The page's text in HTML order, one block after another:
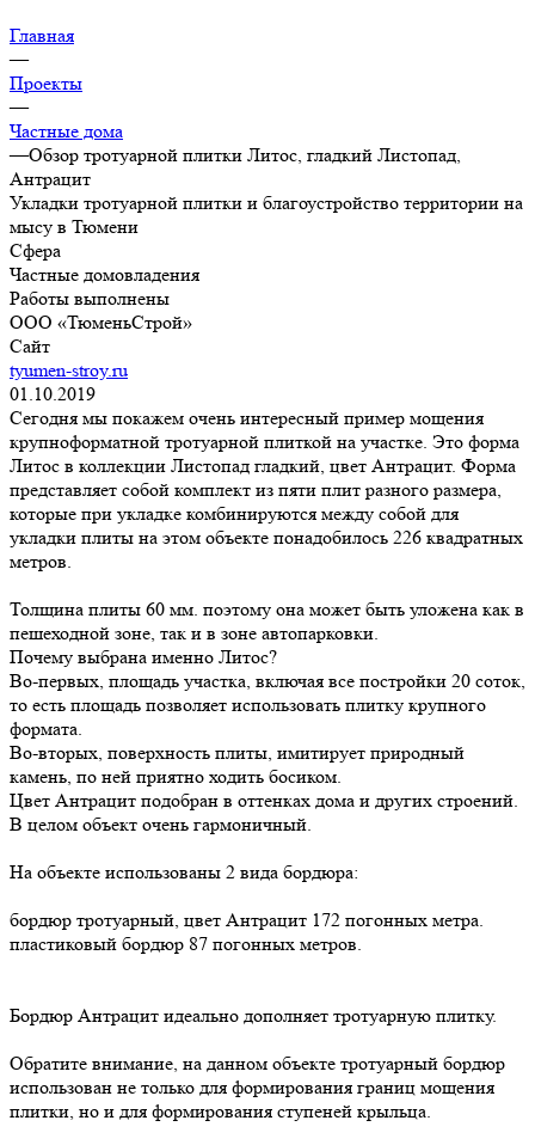
Главная
—
Проекты
—
Частные дома
—Обзор тротуарной плитки Литос, гладкий Листопад,
Антрацит
Укладки тротуарной плитки и благоустройство территории на
мысу в Тюмени
Сфера
Частные домовладения
Работы выполнены
ООО «ТюменьСтрой»
Сайт
tyumen-stroy.ru
01.10.2019
Сегодня мы покажем очень интересный пример мощения
крупноформатной тротуарной плиткой на участке. Это форма
Литос в коллекции Листопад гладкий, цвет Антрацит. Форма
представляет собой комплект из пяти плит разного размера,
которые при укладке комбинируются между собой для
укладки плиты на этом объекте понадобилось 226 квадратных
метров.
Толщина плиты 60 мм. поэтому она может быть уложена как в
пешеходной зоне, так и в зоне автопарковки.
Почему выбрана именно Литос?
Во-первых, площадь участка, включая все постройки 20 соток,
то есть площадь позволяет использовать плитку крупного
формата.
Во-вторых, поверхность плиты, имитирует природный
камень, по ней приятно ходить босиком.
Цвет Антрацит подобран в оттенках дома и других строений.
В целом объект очень гармоничный.
На объекте использованы 2 вида бордюра:
бордюр тротуарный, цвет Антрацит 172 погонных метра.
пластиковый бордюр 87 погонных метров.
Бордюр Антрацит идеально дополняет тротуарную плитку.
Обратите внимание, на данном объекте тротуарный бордюр
использован не только для формирования границ мощения
плитки, но и для формирования ступеней крыльца.